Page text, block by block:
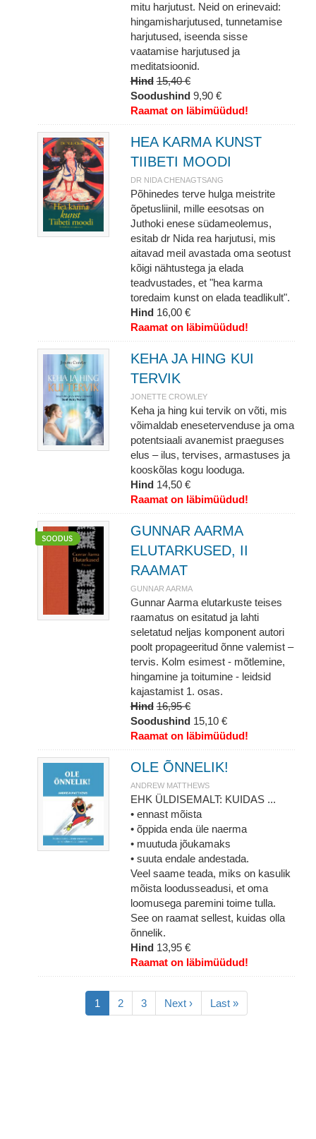
mitu harjutust. Neid on erinevaid:
hingamisharjutused, tunnetamise
harjutused, iseenda sisse
vaatamise harjutused ja
meditatsioonid.
Hind 15,40 €
Soodushind 9,90 €
Raamat on läbimüüdud!
HEA KARMA KUNST
TIIBETI MOODI
DR NIDA CHENAGTSANG
Põhinedes terve hulga meistrite
õpetusliinil, mille eesotsas on
Juthoki enese südameolemus,
esitab dr Nida rea harjutusi, mis
aitavad meil avastada oma seotust
kõigi nähtustega ja elada
teadvustades, et "hea karma
toredaim kunst on elada teadlikult".
Hind 16,00 €
Raamat on läbimüüdud!
KEHA JA HING KUI
TERVIK
JONETTE CROWLEY
Keha ja hing kui tervik on võti, mis
võimaldab enesetervenduse ja oma
potentsiaali avanemist praeguses
elus – ilus, tervises, armastuses ja
kooskõlas kogu looduga.
Hind 14,50 €
Raamat on läbimüüdud!
GUNNAR AARMA
ELUTARKUSED, II
RAAMAT
GUNNAR AARMA
Gunnar Aarma elutarkuste teises
raamatus on esitatud ja lahti
seletatud neljas komponent autori
poolt propageeritud õnne valemist –
tervis. Kolm esimest - mõtlemine,
hingamine ja toitumine - leidsid
kajastamist 1. osas.
Hind 16,95 €
Soodushind 15,10 €
Raamat on läbimüüdud!
OLE ÕNNELIK!
ANDREW MATTHEWS
EHK ÜLDISEMALT: KUIDAS ...
• ennast mõista
• õppida enda üle naerma
• muutuda jõukamaks
• suuta endale andestada.
Veel saame teada, miks on kasulik
mõista loodusseadusi, et oma
loomusega paremini toime tulla.
See on raamat sellest, kuidas olla
õnnelik.
Hind 13,95 €
Raamat on läbimüüdud!
Pagination
Eesolev
leht
1 Lehekülg
2 Lehekülg
3
Järgmine
leht
Next ›
Viimane
leht
Last »